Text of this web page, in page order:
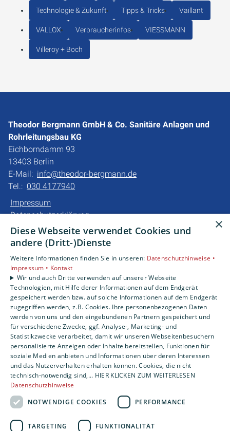
Technologie & Zukunft Tipps & Tricks Vaillant
VALLOX Verbraucherinfos VIESSMANN
Villeroy + Boch
Theodor Bergmann GmbH & Co. Sanitäre Anlagen und
Rohrleitungsbau KG
Eichborndamm 93
13403 Berlin
E-Mail: info@theodor-bergmann.de
Tel.: 030 4177940
Impressum
Datenschutzerklärung
Barrierefreiheitserklärung
Privatkunden
Gewerbekunden
Karriere
Unternehmen
×
Diese Webseite verwendet Cookies und
andere (Dritt-)Dienste
Weitere Informationen finden Sie in unseren: Datenschutzhinweise •
Impressum • Kontakt
Wir und auch Dritte verwenden auf unserer Webseite
Technologien, mit Hilfe derer Informationen auf dem Endgerät
gespeichert werden bzw. auf solche Informationen auf dem Endgerät
zugegriffen werden, z.B. Cookies. Ihre personenbezogenen Daten
werden von uns und den eingebundenen Partnern gespeichert und
für verschiedene Zwecke, ggf. Analyse-, Marketing- und
Statistikzwecke verarbeitet, damit wir unseren Webseitenbesuchern
personalisierte Anzeigen oder Inhalte bereitstellen, Funktionen für
soziale Medien anbieten und Informationen über deren Interessen
und das Nutzerverhalten erhalten können. Cookies, die nicht
technisch-notwendig sind,... HIER KLICKEN ZUM WEITERLESEN
Datenschutzhinweise
NOTWENDIGE COOKIES
PERFORMANCE
TARGETING FUNKTIONALITÄT